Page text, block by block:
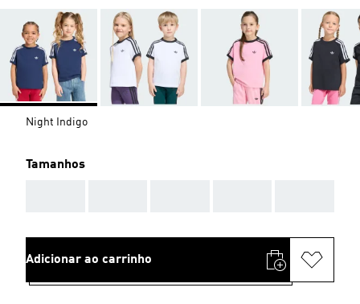
Night Indigo
Tamanhos
Adicionar ao carrinho